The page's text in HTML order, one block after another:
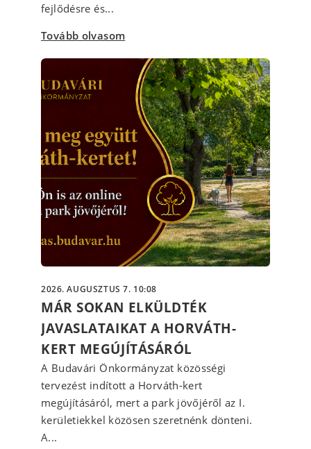
fejlődésre és...
Tovább olvasom
2026. AUGUSZTUS 7. 10:08
MÁR SOKAN ELKÜLDTÉK
JAVASLATAIKAT A HORVÁTH-
KERT MEGÚJÍTÁSÁRÓL
A Budavári Önkormányzat közösségi
tervezést indított a Horváth-kert
megújításáról, mert a park jövőjéről az I.
kerületiekkel közösen szeretnénk dönteni.
A...